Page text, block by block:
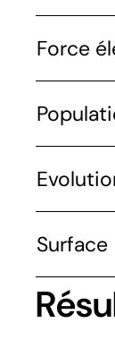
Force
Surface